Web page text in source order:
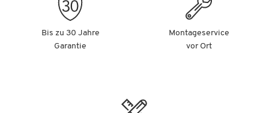
Bis zu 30 Jahre
Garantie
Montageservice
vor Ort